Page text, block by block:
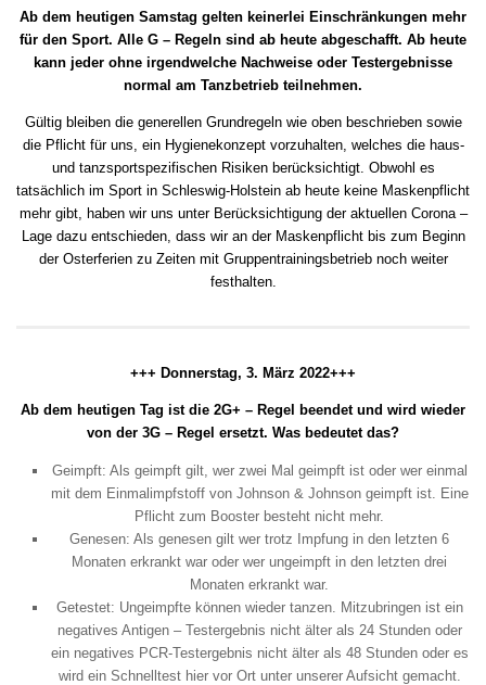
Ab dem heutigen Samstag gelten keinerlei Einschränkungen mehr
für den Sport. Alle G – Regeln sind ab heute abgeschafft. Ab heute
kann jeder ohne irgendwelche Nachweise oder Testergebnisse
normal am Tanzbetrieb teilnehmen.
Gültig bleiben die generellen Grundregeln wie oben beschrieben sowie
die Pflicht für uns, ein Hygienekonzept vorzuhalten, welches die haus-
und tanzsportspezifischen Risiken berücksichtigt. Obwohl es
tatsächlich im Sport in Schleswig-Holstein ab heute keine Maskenpflicht
mehr gibt, haben wir uns unter Berücksichtigung der aktuellen Corona –
Lage dazu entschieden, dass wir an der Maskenpflicht bis zum Beginn
der Osterferien zu Zeiten mit Gruppentrainingsbetrieb noch weiter
festhalten.
+++ Donnerstag, 3. März 2022+++
Ab dem heutigen Tag ist die 2G+ – Regel beendet und wird wieder
von der 3G – Regel ersetzt. Was bedeutet das?
Geimpft: Als geimpft gilt, wer zwei Mal geimpft ist oder wer einmal
mit dem Einmalimpfstoff von Johnson & Johnson geimpft ist. Eine
Pflicht zum Booster besteht nicht mehr.
Genesen: Als genesen gilt wer trotz Impfung in den letzten 6
Monaten erkrankt war oder wer ungeimpft in den letzten drei
Monaten erkrankt war.
Getestet: Ungeimpfte können wieder tanzen. Mitzubringen ist ein
negatives Antigen – Testergebnis nicht älter als 24 Stunden oder
ein negatives PCR-Testergebnis nicht älter als 48 Stunden oder es
wird ein Schnelltest hier vor Ort unter unserer Aufsicht gemacht.